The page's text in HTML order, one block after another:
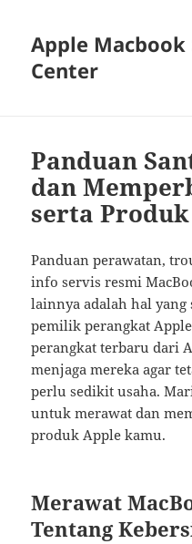
Apple Macbook
Center
Panduan
dan
serta
Panduan perawatan,
info servis resmi
lainnya adalah hal yang
pemilik perangkat
perangkat terbaru dari
menjaga mereka agar
perlu sedikit usaha.
untuk merawat dan
produk Apple kamu.
Merawat
Tentang